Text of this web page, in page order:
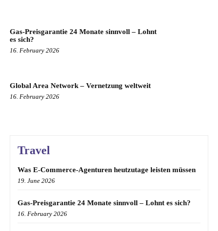
Gas-Preisgarantie 24 Monate sinnvoll – Lohnt
es sich?
16. February 2026
Global Area Network – Vernetzung weltweit
16. February 2026
Travel
Was E-Commerce-Agenturen heutzutage leisten müssen
19. June 2026
Gas-Preisgarantie 24 Monate sinnvoll – Lohnt es sich?
16. February 2026